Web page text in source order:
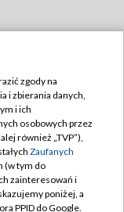
zgody na
i zbierania danych,
i ich
osobowych przez
również „TVP”),
Zaufanych
(w tym do
zainteresowań i
poniżej, a
PPID do Google.